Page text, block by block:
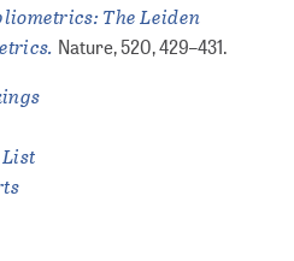
The Leiden
Nature, 520, 429–431.